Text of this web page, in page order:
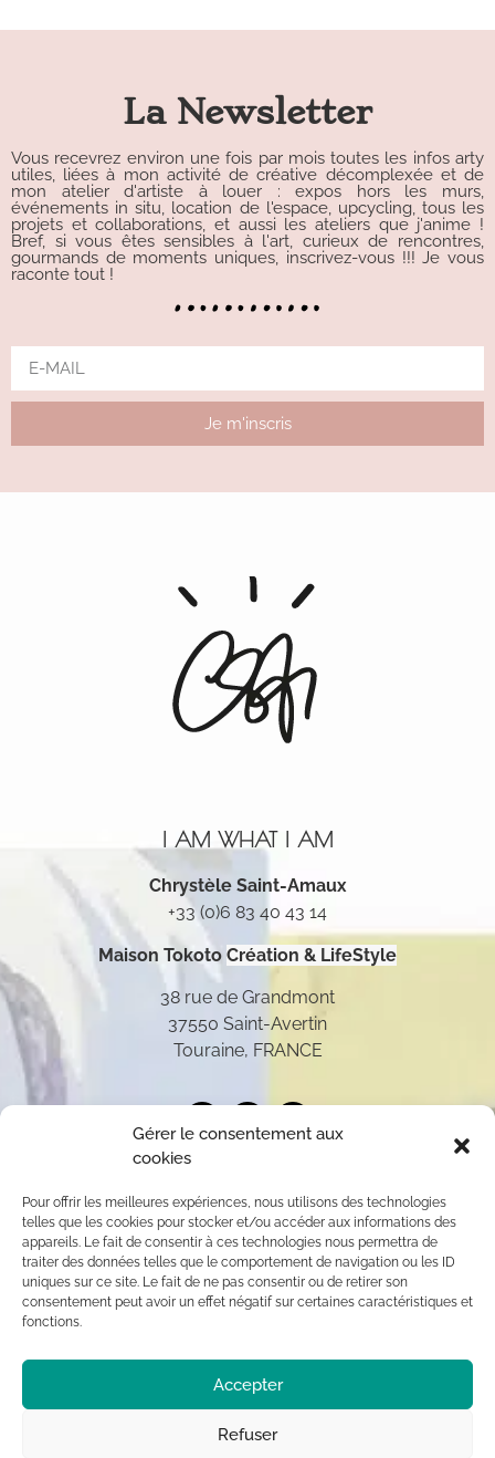
Gérer le consentement aux
cookies
Pour offrir les meilleures expériences, nous utilisons des technologies
telles que les cookies pour stocker et/ou accéder aux informations des
appareils. Le fait de consentir à ces technologies nous permettra de
traiter des données telles que le comportement de navigation ou les ID
uniques sur ce site. Le fait de ne pas consentir ou de retirer son
consentement peut avoir un effet négatif sur certaines caractéristiques et
fonctions.
Accepter
Refuser
La Newsletter
Vous recevrez environ une fois par mois toutes les infos arty
utiles, liées à mon activité de créative décomplexée et de
mon atelier d'artiste à louer : expos hors les murs,
événements in situ, location de l'espace, upcycling, tous les
projets et collaborations, et aussi les ateliers que j'anime !
Bref, si vous êtes sensibles à l'art, curieux de rencontres,
gourmands de moments uniques, inscrivez-vous !!! Je vous
raconte tout !
Je m'inscris
I AM WHAT I AM
Chrystèle Saint-Amaux
+33 (0)6 83 40 43 14
Maison Tokoto Création & LifeStyle
38 rue de Grandmont
37550 Saint-Avertin
Touraine, FRANCE
Toutes les oeuvres présentées sur ce site appartiennent
exclusivement à l’auteur (sauf mention contraire) aux
termes des articles L 111-1 et L112-1 du code de la
Propriété Intellectuelle. Par conséquent, toute